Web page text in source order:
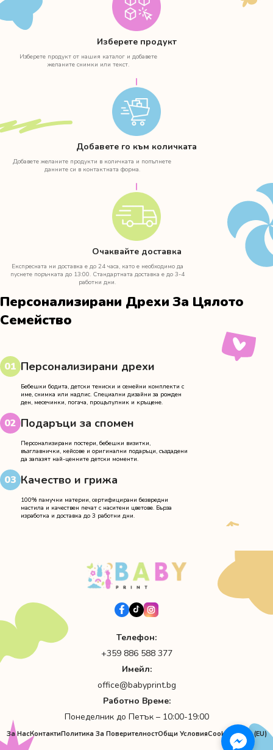
Изберете продукт
Изберете продукт от нашия каталог и добавете
желаните снимки или текст.
Добавете го към количката
Добавете желаните продукти в количката и попълнете
данните си в контактната форма.
Очаквайте доставка
Експресната ни доставка е до 24 часа, като е необходимо да
пуснете поръчката до 13:00. Стандартната доставка е до 3-4
работни дни.
Персонализирани Дрехи За Цялото
Семейство
01 Персонализирани дрехи
Бебешки бодита, детски тениски и семейни комплекти с
име, снимка или надпис. Специални дизайни за рожден
ден, месечинки, погача, прощъпулник и кръщене.
02 Подаръци за спомен
Персонализирани постери, бебешки визитки,
възглавнички, кейсове и оригинални подаръци, създадени
да запазят най-ценните детски моменти.
03 Качество и грижа
100% памучни материи, сертифицирани безвредни
мастила и качествен печат с наситени цветове. Бърза
изработка и доставка до 3 работни дни.
Телефон:
+359 886 588 377
Имейл:
office@babyprint.bg
Работно Време:
Понеделник до Петък – 10:00-19:00
За НасКонтактиПолитика За ПоверителностОбщи УсловияCookie Policy (EU)